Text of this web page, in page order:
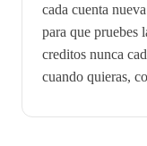
cada cuenta
para que pruebes
creditos nunca
cuando quieras,